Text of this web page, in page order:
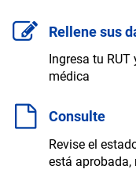
Rellene sus
Ingresa tu
médica
Consulte
Revise el
está aprobada,